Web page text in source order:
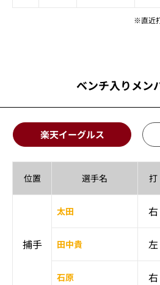
※直近
ベンチ入りメン
楽天イーグルス
位置 選手名 打
捕手
太田 右
田中貴 左
石原 右